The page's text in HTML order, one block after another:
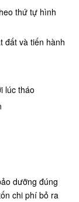
thứ tự hình
đất và tiến hành
lúc tháo
dưỡng đúng
chi phí bỏ ra